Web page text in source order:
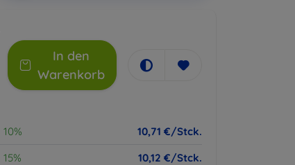
In den
Warenkorb
10%
10,71 €/Stck.
15% 10,12 €/Stck.